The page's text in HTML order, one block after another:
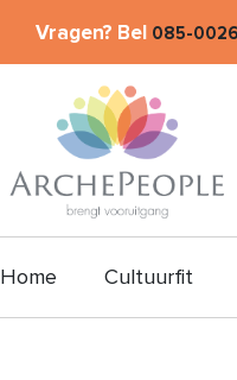
Vragen? Bel 085-
Home Cultuurfit